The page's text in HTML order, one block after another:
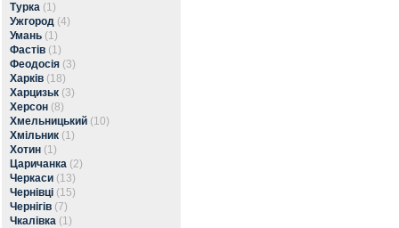
Турка (1)
Ужгород (4)
Умань (1)
Фастів (1)
Феодосія (3)
Харків (18)
Харцизьк (3)
Херсон (8)
Хмельницький (10)
Хмільник (1)
Хотин (1)
Царичанка (2)
Черкаси (13)
Чернівці (15)
Чернігів (7)
Чкалівка (1)